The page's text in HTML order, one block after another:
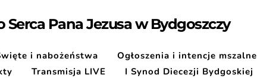
Serca Pana Jezusa w Bydgoszczy
i nabożeństwa
Ogłoszenia i intencje mszalne
Transmisja LIVE I Synod Diecezji Bydgoskiej